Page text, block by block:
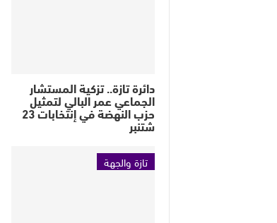
دائرة تازة.. تزكية المستشار
الجماعي عمر البالي لتمثيل
حزب النهضة في إنتخابات 23
شتنبر
تازة والجهة